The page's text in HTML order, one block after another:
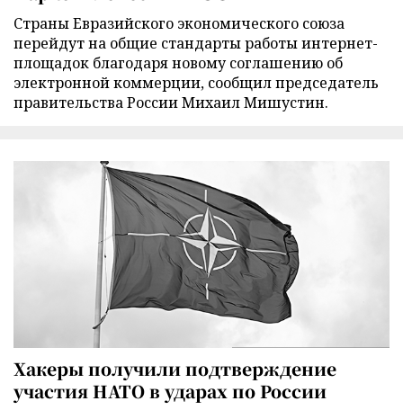
Страны Евразийского экономического союза
перейдут на общие стандарты работы интернет-
площадок благодаря новому соглашению об
электронной коммерции, сообщил председатель
правительства России Михаил Мишустин.
Хакеры получили подтверждение
участия НАТО в ударах по России